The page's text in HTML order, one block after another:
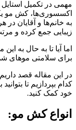
مهمی در تکمیل استایل
اکسسوری‌ها، کش مو
به خانم‌ها و آقایان
زیبایی جمع کرده و
اما آیا تا به حال به
برای سلامتی موهای
در این مقاله قصد
کدام بپردازیم تا
خود کمک کنید.
انواع کش مو: